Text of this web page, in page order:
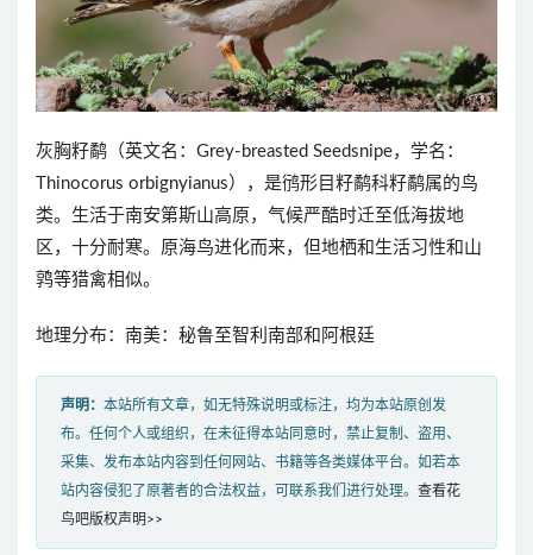
灰胸籽鹬（英文名：Grey-breasted Seedsnipe，学名：
Thinocorus orbignyianus），是鸻形目籽鹬科籽鹬属的鸟
类。生活于南安第斯山高原，气候严酷时迁至低海拔地
区，十分耐寒。原海鸟进化而来，但地栖和生活习性和山
鹑等猎禽相似。
地理分布：南美：秘鲁至智利南部和阿根廷
声明： 本站所有文章，如无特殊说明或标注，均为本站原创发
布。任何个人或组织，在未征得本站同意时，禁止复制、盗用、
采集、发布本站内容到任何网站、书籍等各类媒体平台。如若本
站内容侵犯了原著者的合法权益，可联系我们进行处理。 查看花
鸟吧版权声明>>